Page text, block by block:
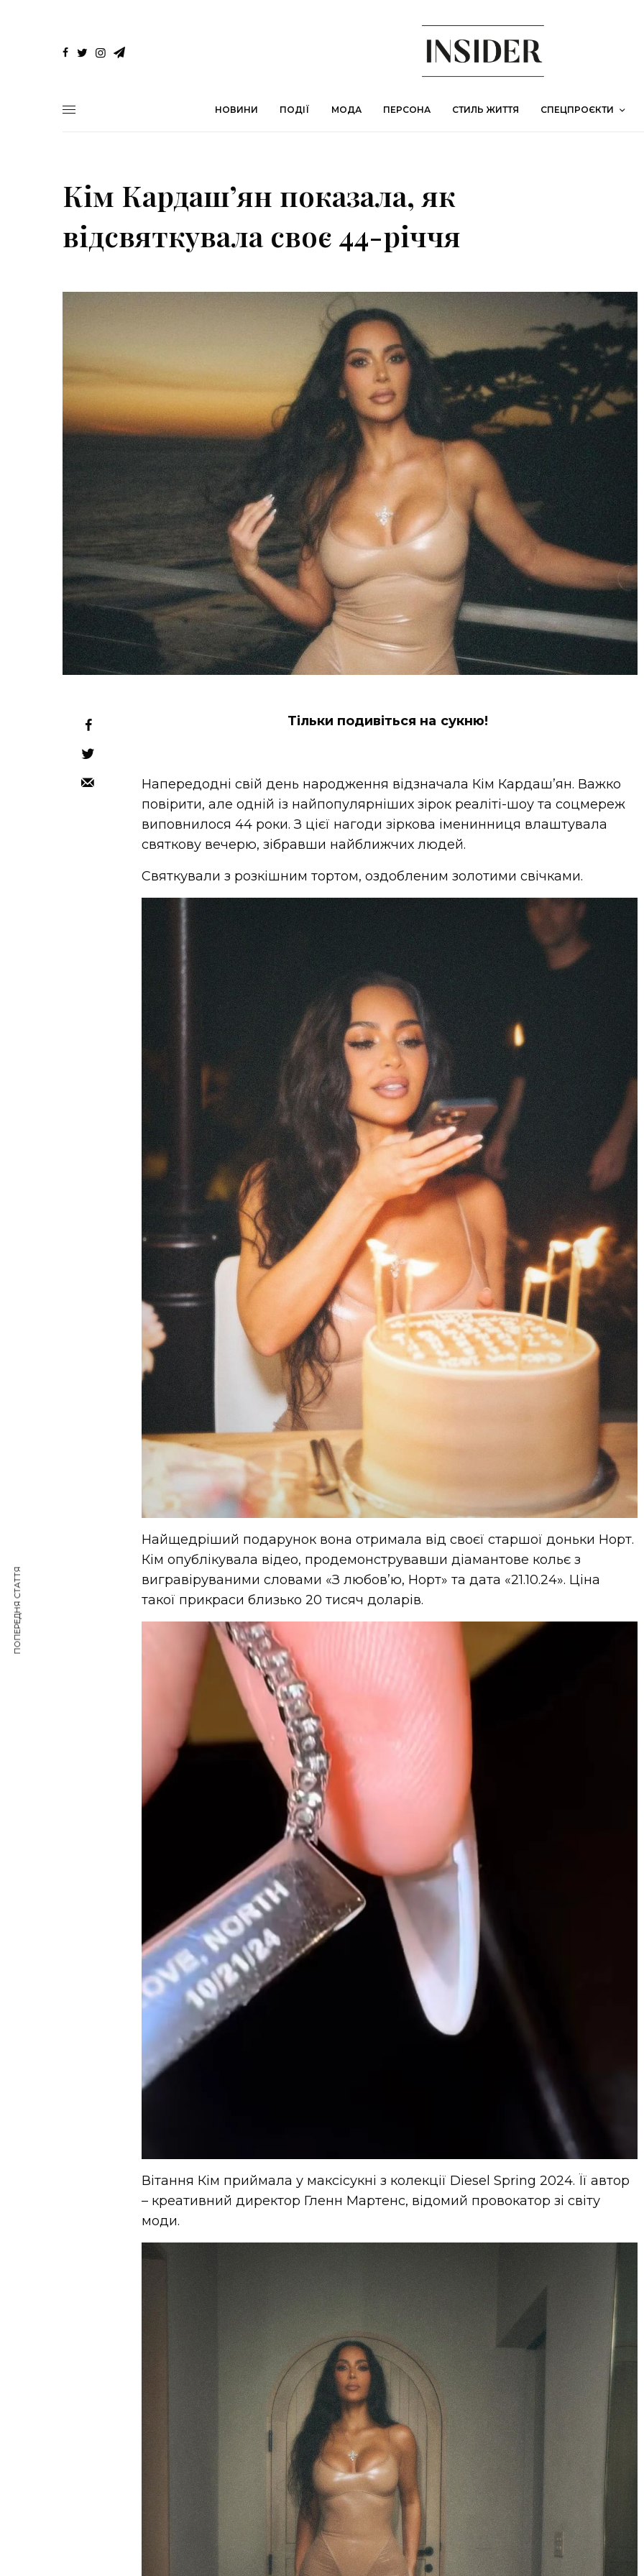
НОВИНИ ПОДІЇ МОДА ПЕРСОНА СТИЛЬ ЖИТТЯ СПЕЦПРОЄКТИ
Кім Кардаш’ян показала, як
відсвяткувала своє 44-річчя
Тільки подивіться на сукню!
Напередодні свій день народження відзначала Кім Кардаш’ян. Важко
повірити, але одній із найпопулярніших зірок реаліті-шоу та соцмереж
виповнилося 44 роки. З цієї нагоди зіркова іменинниця влаштувала
святкову вечерю, зібравши найближчих людей.
Святкували з розкішним тортом, оздобленим золотими свічками.
Найщедріший подарунок вона отримала від своєї старшої доньки Норт.
Кім опублікувала відео, продемонструвавши діамантове кольє з
вигравіруваними словами «З любов’ю, Норт» та дата «21.10.24». Ціна
такої прикраси близько 20 тисяч доларів.
Вітання Кім приймала у максісукні з колекції Diesel Spring 2024. Її автор
– креативний директор Гленн Мартенс, відомий провокатор зі світу
моди.
ПОПЕРЕДНЯ СТАТТЯ